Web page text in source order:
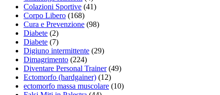
Colazioni Sportive (41)
Corpo Libero (168)
Cura e Prevenzione (98)
Diabete (2)
Diabete (7)
Digiuno intermittente (29)
Dimagrimento (224)
Diventare Personal Trainer(49)
Ectomorfo (hardgainer) (12)
ectomorfo massa muscolare (10)